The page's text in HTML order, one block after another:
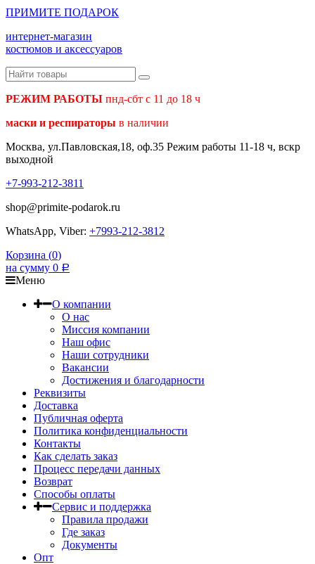
ПРИМИТЕ ПОДАРОК
интернет-магазин
костюмов и аксессуаров
РЕЖИМ РАБОТЫ пнд-сбт с 11 до 18 ч
маски и респираторы в наличии
Москва, ул.Павловская,18, оф.35 Режим работы 11-18 ч, вскр
выходной
+7-993-212-3811
shop@primite-podarok.ru
WhatsApp, Viber: +7993-212-3812
Корзина (0)
на сумму 0 Р
Меню
О компании
О нас
Миссия компании
Наш офис
Наши сотрудники
Вакансии
Достижения и благодарности
Реквизиты
Доставка
Публичная оферта
Политика конфиденциальности
Контакты
Как сделать заказ
Процесс передачи данных
Возврат
Способы оплаты
Сервис и поддержка
Правила продажи
Где заказ
Документы
Опт